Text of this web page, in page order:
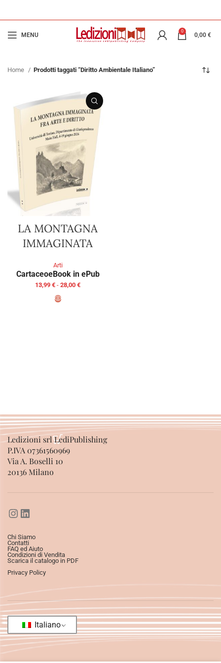
MENU
0
0,00 €
Home Prodotti taggati “Diritto Ambientale Italiano”
LA MONTAGNA
IMMAGINATA
Arti
CartaceoeBook in ePub
13,99 € - 28,00 €
Ledizioni srl LediPublishing
P.IVA 07361560969
Via A. Boselli 10
20136 Milano
Chi Siamo
Contatti
FAQ ed Aiuto
Condizioni di Vendita
Scarica il catalogo in PDF
Privacy Policy
Italiano